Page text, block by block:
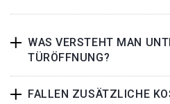
WAS VERSTEHT MAN
TÜRÖFFNUNG?
FALLEN ZUSÄTZLICHE